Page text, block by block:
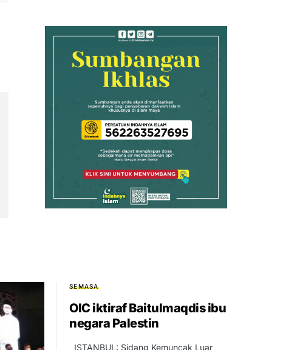
SEMASA
OIC iktiraf Baitulmaqdis ibu
negara Palestin
ISTANBUL: Sidang Kemuncak Luar